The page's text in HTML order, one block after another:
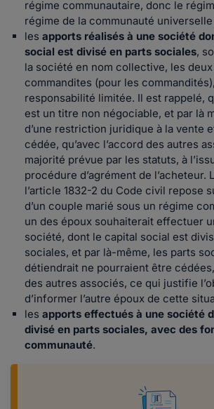
régime communautaire, donc le
régime de la communauté
les apports réalisés à une société
social est divisé en parts sociales,
la société en nom collective, les
commandites (pour les
responsabilité limitée. Il est rappelé,
est un titre non négociable, et par là
d’une restriction juridique à la vente
cédée, qu’avec l’accord des autres
majorité prévue par les statuts, à
procédure d’agrément de l’acheteur.
l’article 1832-2 du Code civil repose
d’un couple marié sous un régime
un des époux souhaiterait effectuer
société, dont le capital social est
sociales, et par là-même, les parts
détiendrait ne pourraient être cédées,
des autres associés, ce qui justifie
d’informer l’autre époux de cette
les apports effectués à une société
divisé en parts sociales, avec des
communauté.